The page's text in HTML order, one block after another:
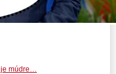
múdre…